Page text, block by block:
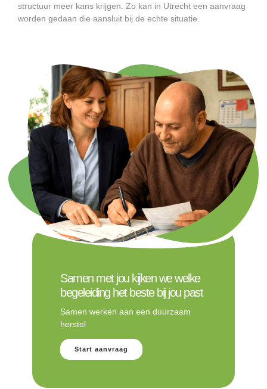
structuur meer kans krijgen. Zo kan in Utrecht een aanvraag
worden gedaan die aansluit bij de echte situatie.
Samen met jou kijken we welke
begeleiding het beste bij jou past
Samen werken aan een duurzaam
herstel
Start aanvraag